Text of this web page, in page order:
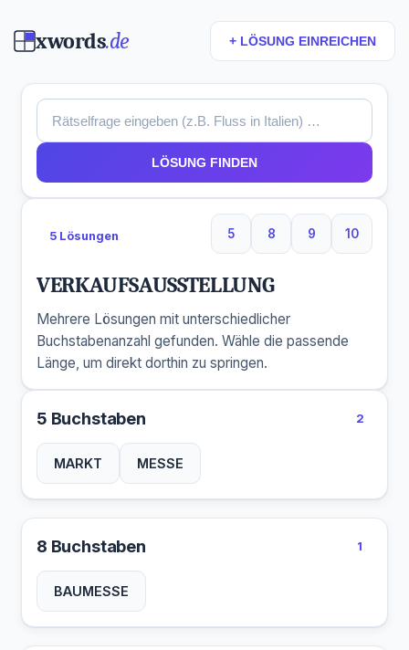
xwords.de + LÖSUNG EINREICHEN
LÖSUNG FINDEN
5 Lösungen 5
5 Buchstaben
8
8 Buchstaben
9
9 Buchstaben
10
10
VERKAUFSAUSSTELLUNG
Mehrere Lösungen mit unterschiedlicher
Buchstabenanzahl gefunden. Wähle die passende
Länge, um direkt dorthin zu springen.
5 Buchstaben 2
MARKT MESSE
8 Buchstaben 1
BAUMESSE